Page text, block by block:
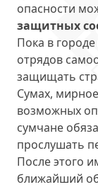
опасности
защитных
Пока в
отрядов
защищать
Сумах,
возможных
сумчане
прослушать
После этого
ближайший